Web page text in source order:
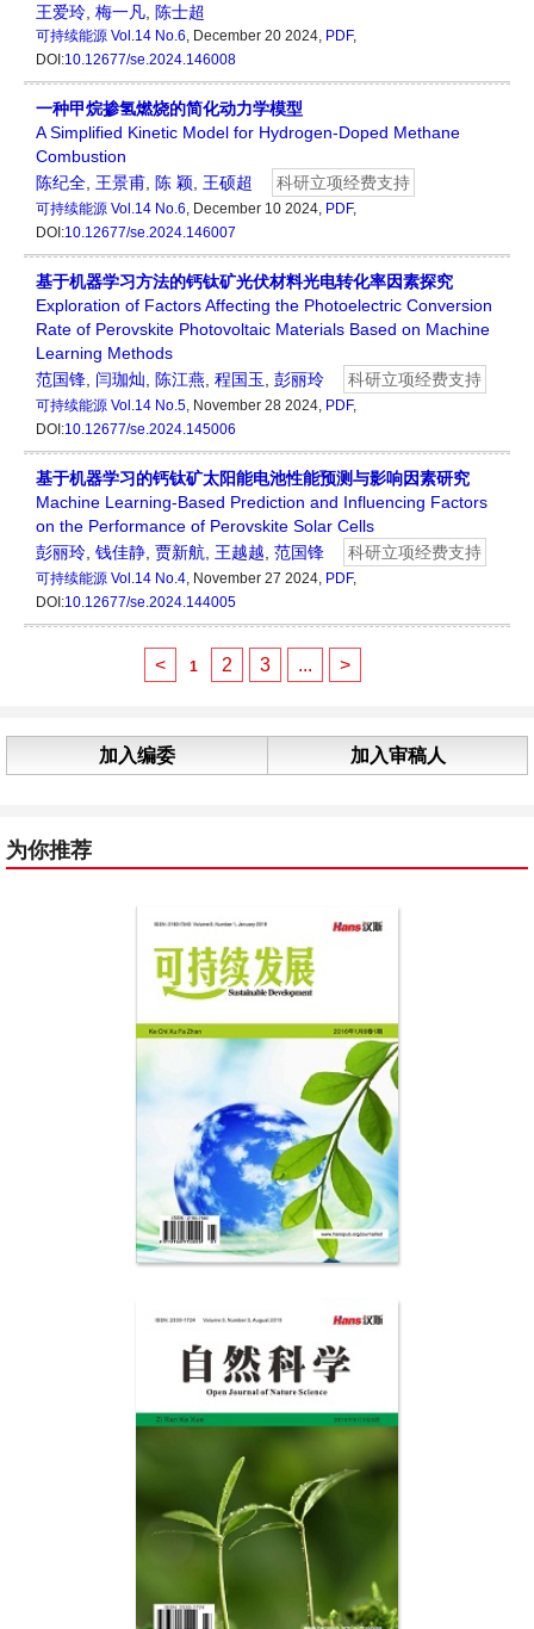
王爱玲, 梅一凡, 陈士超
可持续能源 Vol.14 No.6, December 20 2024, PDF,
DOI:10.12677/se.2024.146008
一种甲烷掺氢燃烧的简化动力学模型
A Simplified Kinetic Model for Hydrogen-Doped Methane
Combustion
陈纪全, 王景甫, 陈 颖, 王硕超 科研立项经费支持
可持续能源 Vol.14 No.6, December 10 2024, PDF,
DOI:10.12677/se.2024.146007
基于机器学习方法的钙钛矿光伏材料光电转化率因素探究
Exploration of Factors Affecting the Photoelectric Conversion
Rate of Perovskite Photovoltaic Materials Based on Machine
Learning Methods
范国锋, 闫珈灿, 陈江燕, 程国玉, 彭丽玲 科研立项经费支持
可持续能源 Vol.14 No.5, November 28 2024, PDF,
DOI:10.12677/se.2024.145006
基于机器学习的钙钛矿太阳能电池性能预测与影响因素研究
Machine Learning-Based Prediction and Influencing Factors
on the Performance of Perovskite Solar Cells
彭丽玲, 钱佳静, 贾新航, 王越越, 范国锋 科研立项经费支持
可持续能源 Vol.14 No.4, November 27 2024, PDF,
DOI:10.12677/se.2024.144005
< 1 2 3 ... >
加入编委 加入审稿人
为你推荐